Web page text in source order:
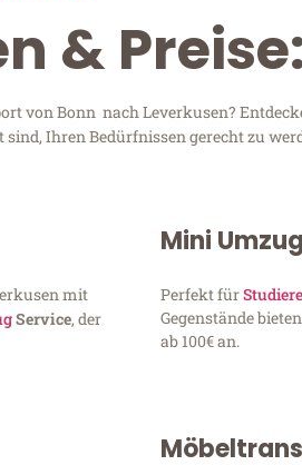
&
von Bonn nach Leverkusen?
Ihren Bedürfnissen gerecht zu
mit
Service, der
Mini Umzug
Perfekt für
Gegenstände
ab 100€ an.